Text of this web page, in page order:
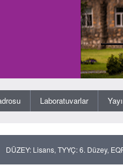
Laboratuvarlar
DÜZEY: Lisans, TYYÇ: 6. Düzey,